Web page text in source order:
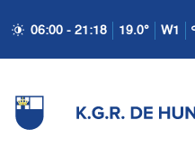
06:00 - 21:18 19.0° W1